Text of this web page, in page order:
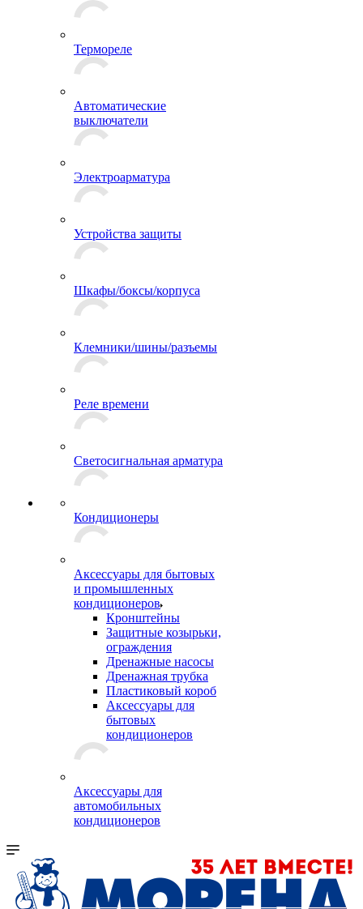
Термореле
Автоматические
выключатели
Электроарматура
Устройства защиты
Шкафы/боксы/корпуса
Клемники/шины/разъемы
Реле времени
Светосигнальная арматура
Кондиционеры
Аксессуары для бытовых
и промышленных
кондиционеров
Кронштейны
Защитные козырьки,
ограждения
Дренажные насосы
Дренажная трубка
Пластиковый короб
Аксессуары для
бытовых
кондиционеров
Аксессуары для
автомобильных
кондиционеров